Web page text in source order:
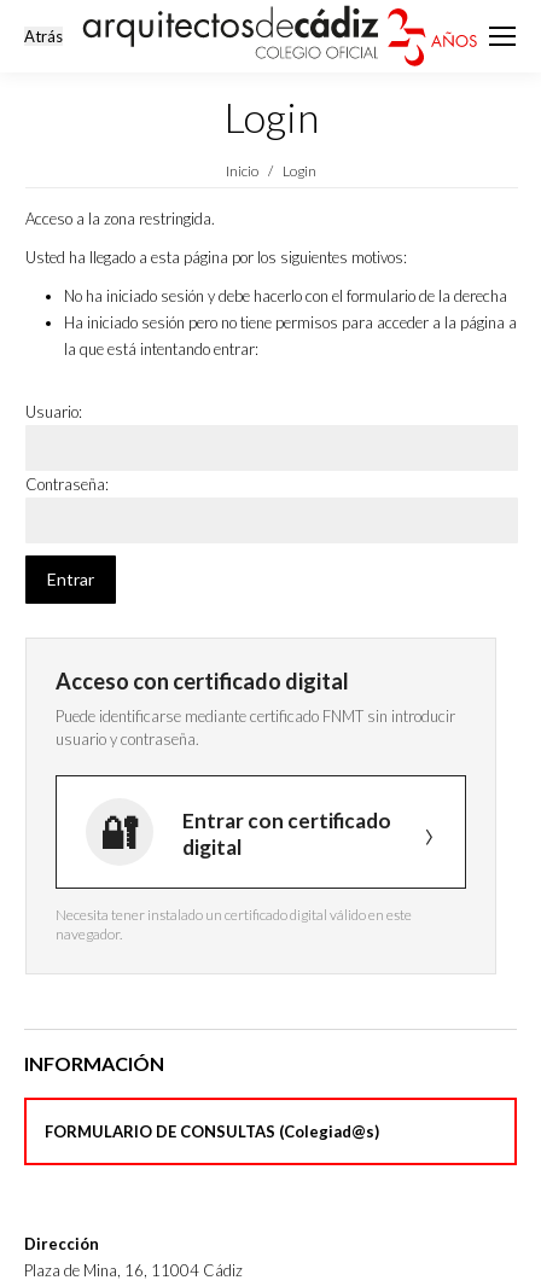
Login
Estás aquí:
Inicio Login
Acceso a la zona restringida.
Usted ha llegado a esta página por los siguientes motivos:
No ha iniciado sesión y debe hacerlo con el formulario de la derecha
Ha iniciado sesión pero no tiene permisos para acceder a la página a
la que está intentando entrar:
Usuario:
Contraseña:
Acceso con certificado digital
Puede identificarse mediante certificado FNMT sin introducir
usuario y contraseña.
Entrar con certificado
digital
Necesita tener instalado un certificado digital válido en este
navegador.
INFORMACIÓN
FORMULARIO DE CONSULTAS (Colegiad@s)
Dirección
Plaza de Mina, 16, 11004 Cádiz